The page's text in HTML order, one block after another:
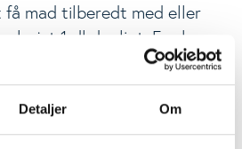
Detaljer Om
få mad tilberedt med eller
højst 1 dl dagligt. For børn
mængde 3,5-5 dl
om dagen. Fra 1-2 år
og fra 2 år
minimælk eller